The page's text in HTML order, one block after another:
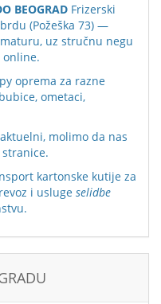
BEOGRAD Frizerski
(Požeška 73) —
uz stručnu negu
online.
oprema za razne
ometaci,
molimo da nas
.
kartonske kutije za
i usluge selidbe